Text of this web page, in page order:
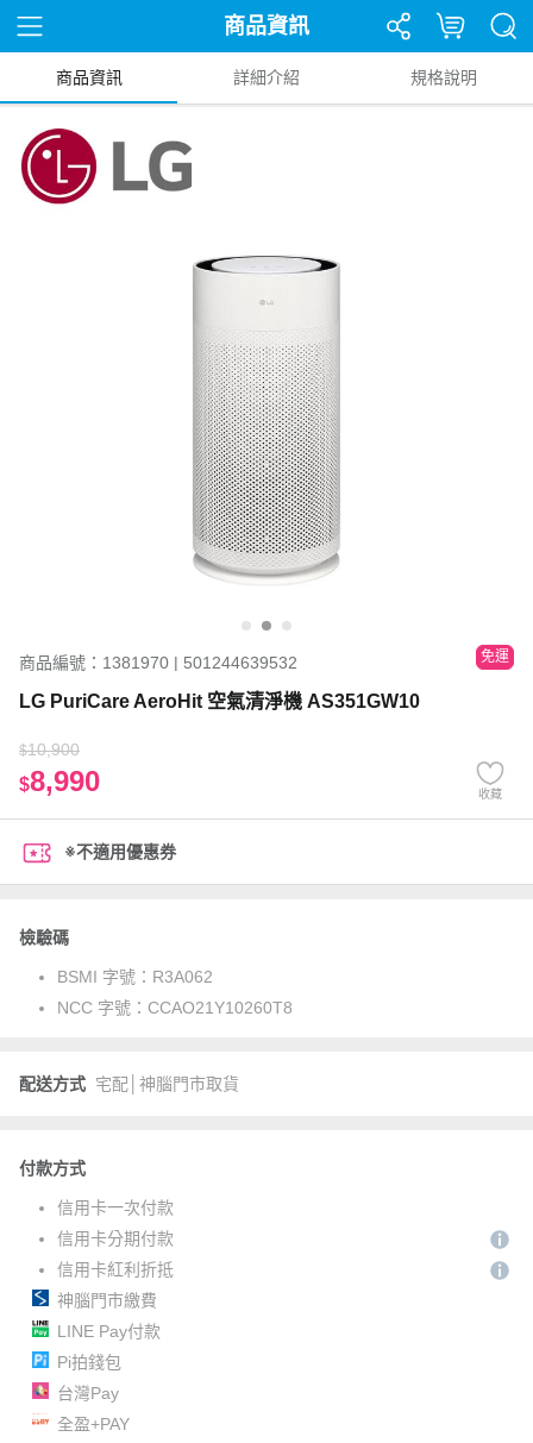
商品資訊
商品資訊 詳細介紹 規格說明
商品編號：1381970 | 501244639532 免運
LG PuriCare AeroHit 空氣清淨機 AS351GW10
$10,900
$8,990 收藏
※不適用優惠券
檢驗碼
BSMI 字號： R3A062
NCC 字號： CCAO21Y10260T8
配送方式 宅配│神腦門市取貨
付款方式
信用卡一次付款
信用卡分期付款
信用卡紅利折抵
神腦門市繳費
LINE Pay付款
Pi拍錢包
台灣Pay
全盈+PAY